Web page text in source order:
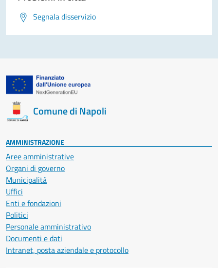
Segnala disservizio
Comune di Napoli
AMMINISTRAZIONE
Aree amministrative
Organi di governo
Municipalità
Uffici
Enti e fondazioni
Politici
Personale amministrativo
Documenti e dati
Intranet, posta aziendale e protocollo